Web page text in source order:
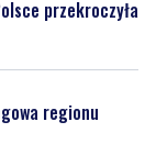
regionu
w Polsce